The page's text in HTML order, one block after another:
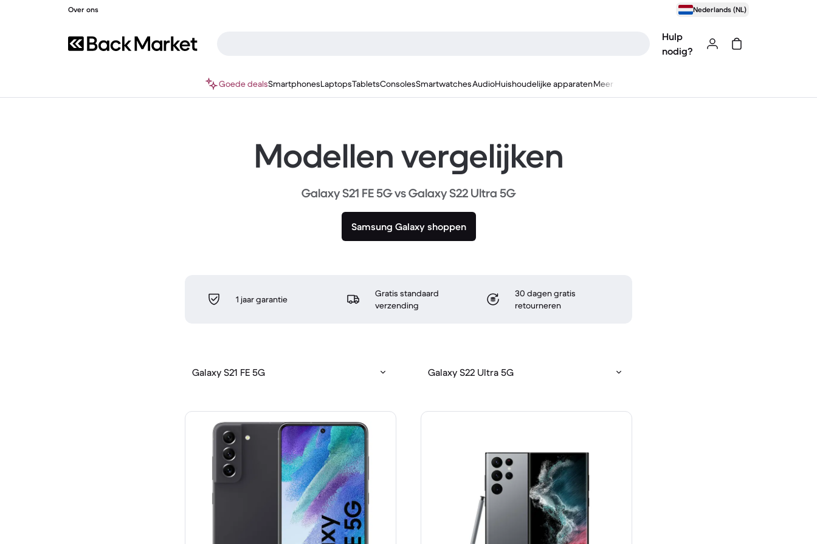
Over ons Nederlands (NL)
Hulp
nodig?
Goede dealsSmartphonesLaptopsTabletsConsolesSmartwatchesAudioHuishoudelijke apparatenMeer
Modellen vergelijken
Galaxy S21 FE 5G vs Galaxy S22 Ultra 5G
Samsung Galaxy shoppen
1 jaar garantie
Gratis standaard
verzending
30 dagen gratis
retourneren
Galaxy S21 FE 5G Galaxy S22 Ultra 5G